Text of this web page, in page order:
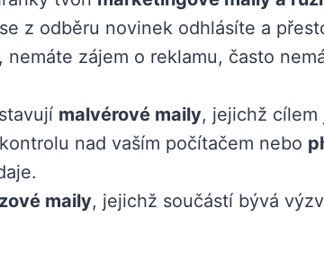
z odběru novinek odhlásíte a
zájem o reklamu, často
malvérové maily, jejichž
nad vaším počítačem nebo
maily, jejichž součástí bývá